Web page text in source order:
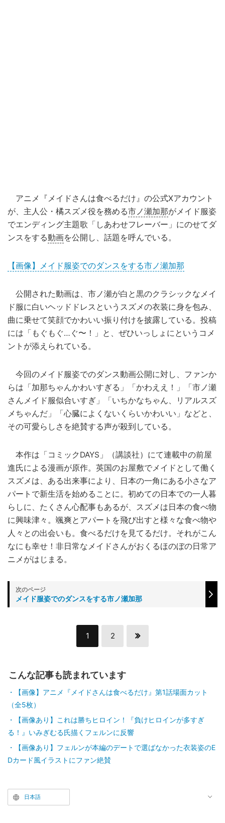
アニメ『メイドさんは食べるだけ』の公式Xアカウント
が、主人公・橘スズメ役を務める市ノ瀬加那がメイド服姿
でエンディング主題歌「しあわせフレーバー」にのせてダ
ンスをする動画を公開し、話題を呼んでいる。
【画像】メイド服姿でのダンスをする市ノ瀬加那
公開された動画は、市ノ瀬が白と黒のクラシックなメイ
ド服に白いヘッドドレスというスズメの衣装に身を包み、
曲に乗せて笑顔でかわいい振り付けを披露している。投稿
には「もぐもぐ…ぐ〜！」と、ぜひいっしょにというコメ
ントが添えられている。
今回のメイド服姿でのダンス動画公開に対し、ファンか
らは「加那ちゃんかわいすぎる」「かわええ！」「市ノ瀬
さんメイド服似合いすぎ」「いちかなちゃん、リアルスズ
メちゃんだ」「心臓によくないくらいかわいい」などと、
その可愛らしさを絶賛する声が殺到している。
本作は「コミックDAYS」（講談社）にて連載中の前屋
進氏による漫画が原作。英国のお屋敷でメイドとして働く
スズメは、ある出来事により、日本の一角にある小さなア
パートで新生活を始めることに。初めての日本での一人暮
らしに、たくさん心配事もあるが、スズメは日本の食べ物
に興味津々。颯爽とアパートを飛び出すと様々な食べ物や
人々との出会いも。食べるだけを見てるだけ。それがこん
なにも幸せ！非日常なメイドさんがおくるほのぼの日常ア
ニメがはじまる。
メイド服姿でのダンスをする市ノ瀬加那
1 2
こんな記事も読まれています
【画像】アニメ『メイドさんは食べるだけ』第1話場面カット
（全5枚）
【画像あり】これは勝ちヒロイン！『負けヒロインが多すぎ
る！』いみぎむる氏描くフェルンに反響
【画像あり】フェルンが本編のデートで選ばなかった衣装姿のE
Dカード風イラストにファン絶賛
日本語